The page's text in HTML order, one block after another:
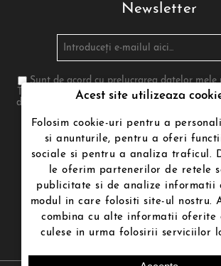
Newsletter
Sunt de acord cu prelucrarea datelor mele
Termenii de utilizare poenari.ro in
dezabona in orice moment. Pentru aceasta
Urmăriți-ne
Acest site utilizeaza
Folosim cookie-uri pentru a
si anunturile, pentru a oferi
sociale si pentru a analiza traficul.
le oferim partenerilor de retele
publicitate si de analize informatii
modul in care folositi site-ul nostru.
combina cu alte informatii oferite
culese in urma folosirii serviciilor